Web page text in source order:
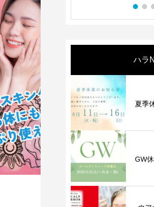
追求し作られたブランド商品です。
ハラ
夏季
GW